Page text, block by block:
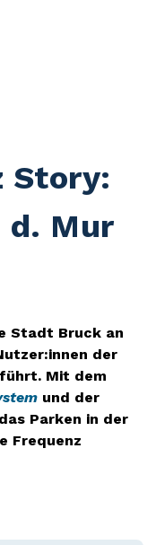
Story:
d. Mur
Stadt Bruck an
der
Mit dem
und der
Parken in der
Frequenz